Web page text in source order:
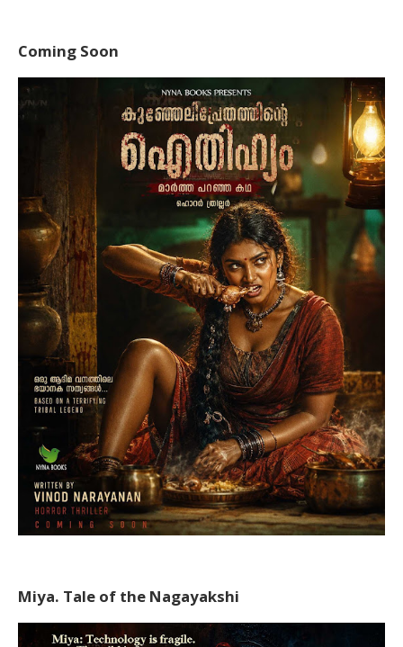
Coming Soon
Miya. Tale of the Nagayakshi